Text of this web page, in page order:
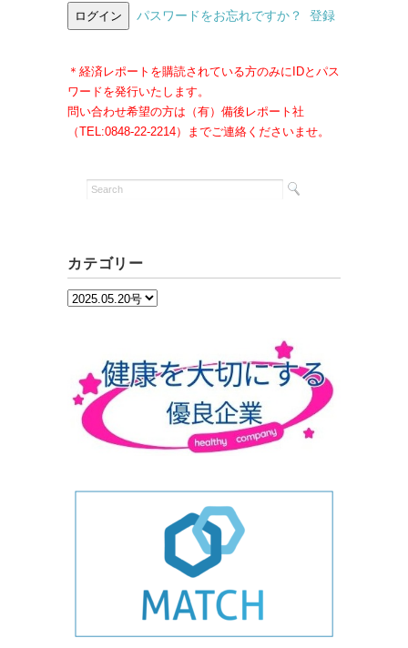
パスワードをお忘れですか？ 登録
＊経済レポートを購読されている方のみにIDとパス
ワードを発行いたします。
問い合わせ希望の方は（有）備後レポート社
（TEL:0848-22-2214）までご連絡くださいませ。
カテゴリー
カ